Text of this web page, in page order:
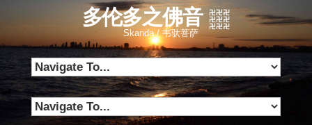
多伦多之佛音
Skanda / 韦驮菩萨